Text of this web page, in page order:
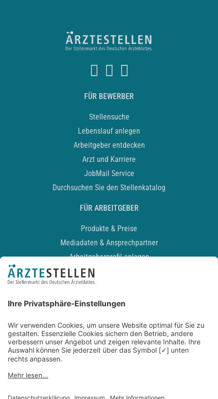
FÜR BEWERBER
Stellensuche
Lebenslauf anlegen
Arbeitgeber entdecken
Arzt und Karriere
JobMail Service
Durchsuchen Sie den Stellenkatalog
FÜR ARBEITGEBER
Produkte & Preise
Mediadaten & Ansprechpartner
Arbeitgeberprofil anlegen
Recruiting-Podcast
Kontakt
Datenschutz
Newsletter